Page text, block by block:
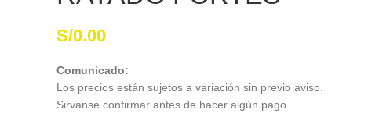
S/0.00
Comunicado:
Los precios están sujetos a variación sin previo aviso.
Sirvanse confirmar antes de hacer algún pago.